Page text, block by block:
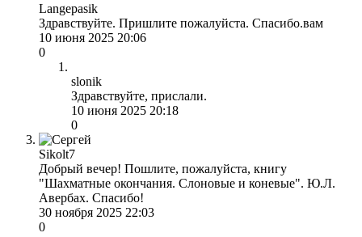
Langepasik
Здравствуйте. Пришлите пожалуйста. Спасибо.вам
10 июня 2025 20:06
0
slonik
Здравствуйте, прислали.
10 июня 2025 20:18
0
Sikolt7
Добрый вечер! Пошлите, пожалуйста, книгу
"Шахматные окончания. Слоновые и коневые". Ю.Л.
Авербах. Спасибо!
30 ноября 2025 22:03
0